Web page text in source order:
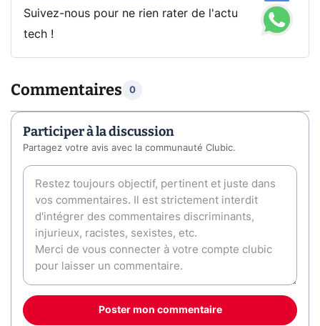
Suivez-nous pour ne rien rater de l'actu
tech !
Commentaires 0
Participer à la discussion
Partagez votre avis avec la communauté Clubic.
Poster mon commentaire